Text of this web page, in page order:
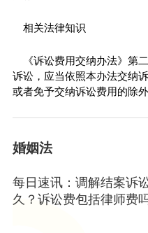
相关法律知识
《诉讼费用交纳办法》
诉讼，应当依照本办法交纳
或者免予交纳诉讼费用的除外
婚姻法
每日速讯：调解结案诉
久？诉讼费包括律师费